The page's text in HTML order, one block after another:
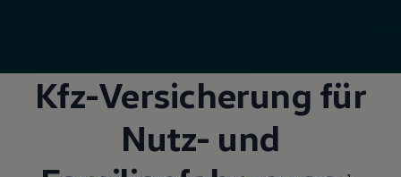
Kfz-Versicherung für
Nutz- und